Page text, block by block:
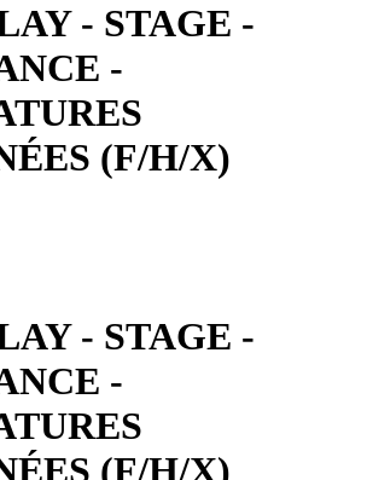
- STAGE -
-
(F/H/X)
- STAGE -
-
(F/H/X)